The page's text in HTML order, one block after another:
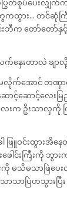
တ်စုပ်ပေးလျှက်
ကထွား… တင်ဆုံက
က တော်တော်နှ
က်နှေးတာလဲ ချာ
က်အောင် တဏှာရ
င့်ဆောင့်လေးမြ
းက ဦးသာလှကို က
ဖြူဝင်းထွားအိန
ေါင်းကြီးကို ဘွ
းကို မသိမသာဖြဲပ
ာပြဲဟသွားပြီး